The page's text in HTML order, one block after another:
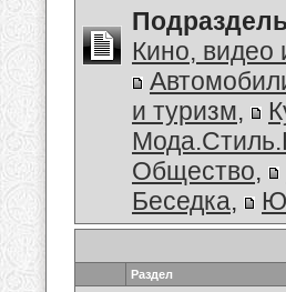
Кино, видео
и туризм,
Общество,
Беседка,
Раздел